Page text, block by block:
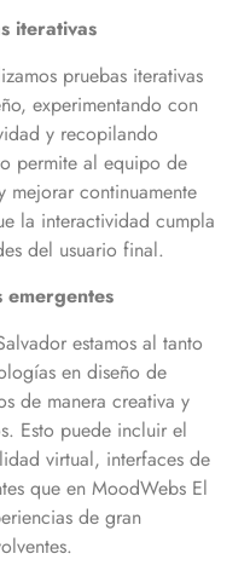
iterativas
pruebas iterativas
experimentando con
y recopilando
permite al equipo de
continuamente
la interactividad cumpla
del usuario final.
estamos al tanto
en diseño de
de manera creativa y
Esto puede incluir el
virtual, interfaces de
que en MoodWebs El
de gran